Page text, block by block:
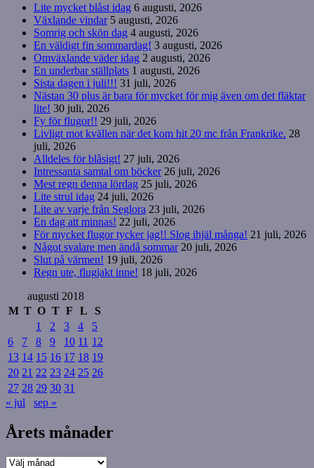
Lite mycket blåst idag 6 augusti, 2026
Växlande vindar 5 augusti, 2026
Somrig och skön dag 4 augusti, 2026
En väldigt fin sommardag! 3 augusti, 2026
Omväxlande väder idag 2 augusti, 2026
En underbar ställplats 1 augusti, 2026
Sista dagen i juli!!! 31 juli, 2026
Nästan 30 plus är bara för mycket för mig även om det fläktar
lite! 30 juli, 2026
Fy för flugor!! 29 juli, 2026
Livligt mot kvällen när det kom hit 20 mc från Frankrike. 28
juli, 2026
Alldeles för blåsigt! 27 juli, 2026
Intressanta samtal om böcker 26 juli, 2026
Mest regn denna lördag 25 juli, 2026
Lite strul idag 24 juli, 2026
Lite av varje från Seglora 23 juli, 2026
En dag att minnas! 22 juli, 2026
För mycket flugor tycker jag!! Slog ihjäl många! 21 juli, 2026
Något svalare men ändå sommar 20 juli, 2026
Slut på värmen! 19 juli, 2026
Regn ute, flugjakt inne! 18 juli, 2026
augusti 2018
M T O T F L
S
1
2 3 4
5
6
7 8 9 10 11 12
13 14 15 16 17 18 19
20 21 22 23 24 25 26
27 28 29 30 31
« jul
sep »
Årets månader
Årets